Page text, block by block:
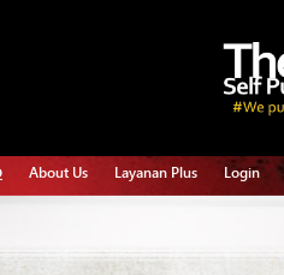
About Us Layanan Plus Login